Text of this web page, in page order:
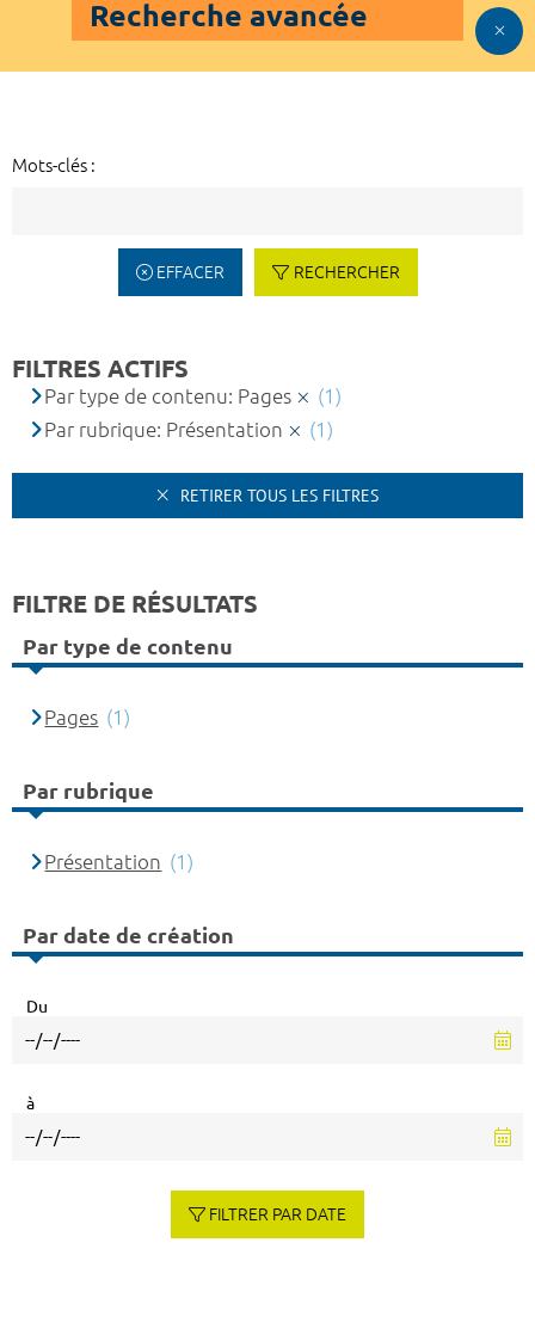
Recherche avancée
Mots-clés :
EFFACER RECHERCHER
FILTRES ACTIFS
Par type de contenu: Pages
(1)
Par rubrique: Présentation
(1)
RETIRER TOUS LES FILTRES
FILTRE DE RÉSULTATS
Par type de contenu
Pages (1)
Par rubrique
Présentation (1)
Par date de création
Du
à
FILTRER PAR DATE